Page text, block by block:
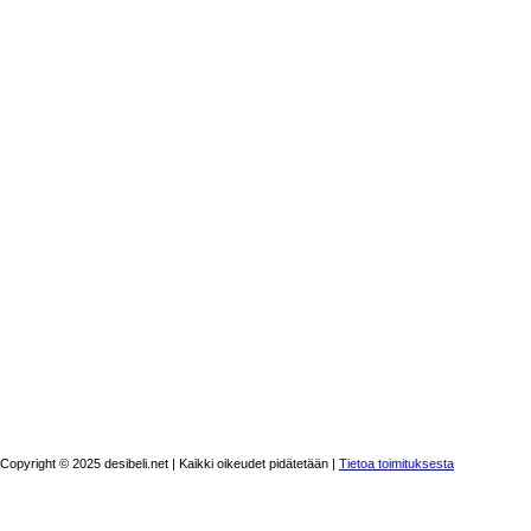
Copyright © 2025 desibeli.net | Kaikki oikeudet pidätetään | Tietoa toimituksesta